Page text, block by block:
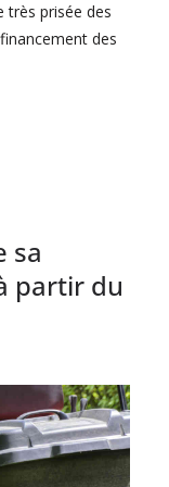
très prisée des
des
sa
partir du